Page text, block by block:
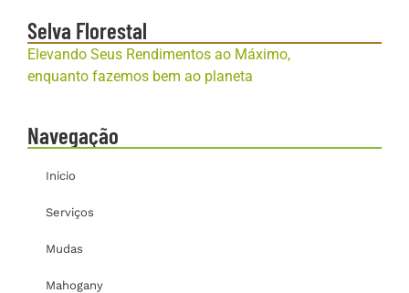
Selva Florestal
Elevando Seus Rendimentos ao Máximo,
enquanto fazemos bem ao planeta
Navegação
Inicio
Serviços
Mudas
Mahogany